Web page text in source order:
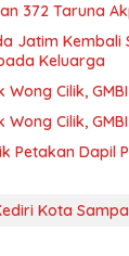
372 Taruna
Jatim
Keluarga
Wong Cilik,
Wong Cilik,
Petakan Dapil
Kota